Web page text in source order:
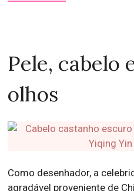
Pele, cabelo
olhos
Como desenhador, a
agradável proveniente de